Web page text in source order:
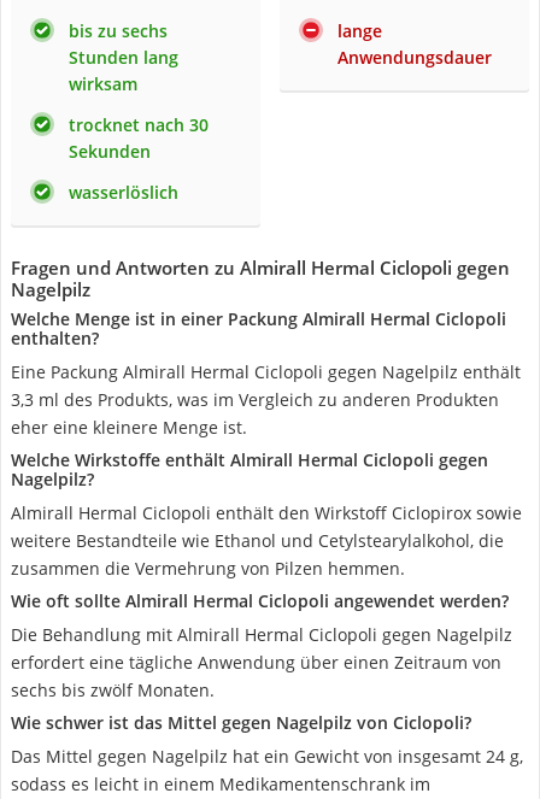
bis zu sechs
Stunden lang
wirksam
trocknet nach 30
Sekunden
wasserlöslich
lange
Anwendungsdauer
Fragen und Antworten zu Almirall Hermal Ciclopoli gegen
Nagelpilz
Welche Menge ist in einer Packung Almirall Hermal Ciclopoli
enthalten?
Eine Packung Almirall Hermal Ciclopoli gegen Nagelpilz enthält
3,3 ml des Produkts, was im Vergleich zu anderen Produkten
eher eine kleinere Menge ist.
Welche Wirkstoffe enthält Almirall Hermal Ciclopoli gegen
Nagelpilz?
Almirall Hermal Ciclopoli enthält den Wirkstoff Ciclopirox sowie
weitere Bestandteile wie Ethanol und Cetylstearylalkohol, die
zusammen die Vermehrung von Pilzen hemmen.
Wie oft sollte Almirall Hermal Ciclopoli angewendet werden?
Die Behandlung mit Almirall Hermal Ciclopoli gegen Nagelpilz
erfordert eine tägliche Anwendung über einen Zeitraum von
sechs bis zwölf Monaten.
Wie schwer ist das Mittel gegen Nagelpilz von Ciclopoli?
Das Mittel gegen Nagelpilz hat ein Gewicht von insgesamt 24 g,
sodass es leicht in einem Medikamentenschrank im